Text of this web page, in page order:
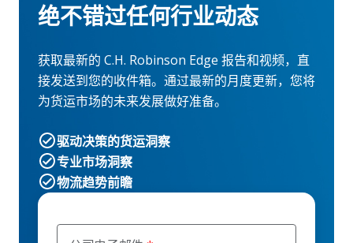
绝不错过任何行业动态
获取最新的 C.H. Robinson Edge 报告和视频，直
接发送到您的收件箱。通过最新的月度更新，您将
为货运市场的未来发展做好准备。
驱动决策的货运洞察
专业市场洞察
物流趋势前瞻